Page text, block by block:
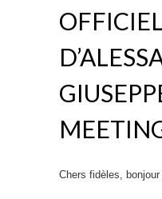
OFFICIEL
Chers fidèles, bonjour